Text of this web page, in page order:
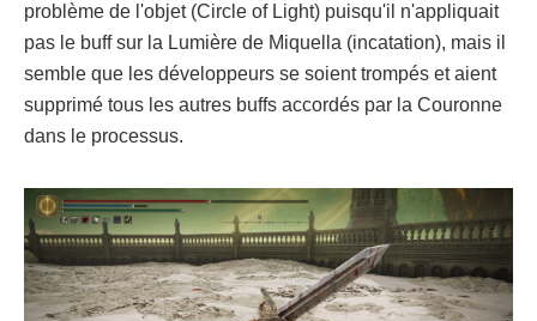
problème de l'objet (Circle of Light) puisqu'il n'appliquait
pas le buff sur la Lumière de Miquella (incatation), mais il
semble que les développeurs se soient trompés et aient
supprimé tous les autres buffs accordés par la Couronne
dans le processus.